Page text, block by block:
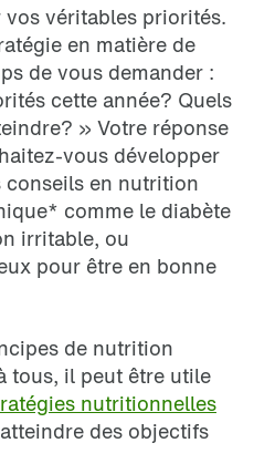
véritables priorités.
en matière de
de vous demander :
cette année? Quels
» Votre réponse
vous développer
en nutrition
comme le diabète
irritable, ou
pour être en bonne
de nutrition
tous, il peut être utile
nutritionnelles
des objectifs